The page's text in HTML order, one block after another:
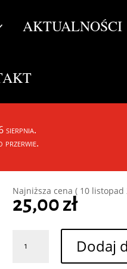
AKTUALNOŚCI
sierpnia.
przerwie.
Pin
Mosiężny, patynowany herb
Najniższa cena ( 10 listopad
25,00zł
ilość
Dodaj